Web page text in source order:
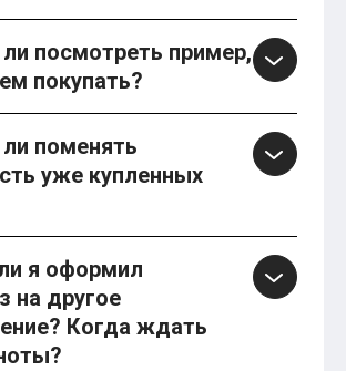
посмотреть пример,
покупать?
поменять
уже купленных
я оформил
на другое
Когда ждать